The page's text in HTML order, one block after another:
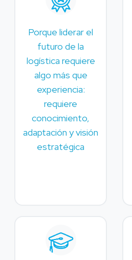
Porque liderar el
futuro de la
logística requiere
algo más que
experiencia:
requiere
conocimiento,
adaptación y visión
estratégica